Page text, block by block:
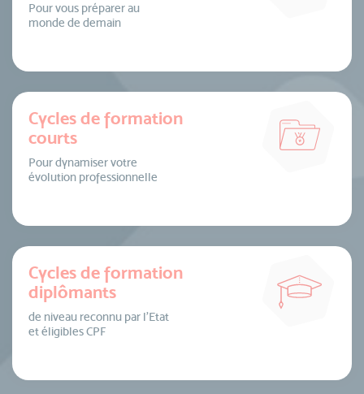
Pour vous préparer au
monde de demain
Cycles de formation
courts
Pour dynamiser votre
évolution professionnelle
Cycles de formation
diplômants
de niveau reconnu par l’Etat
et éligibles CPF